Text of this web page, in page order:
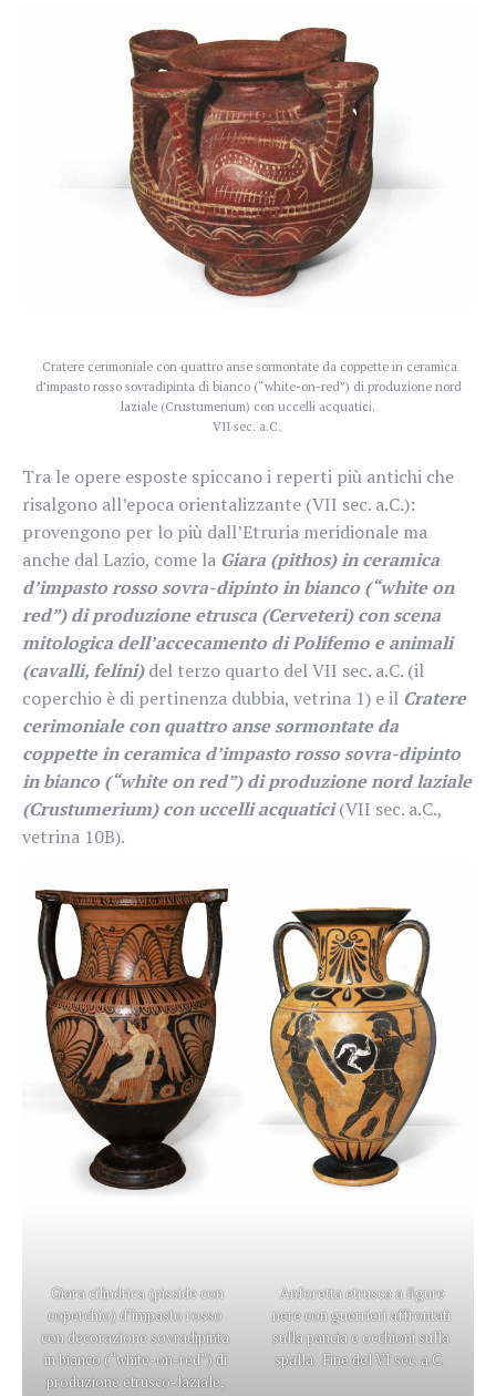
Cratere cerimoniale con quattro anse sormontate da coppette in ceramica
d’impasto rosso sovradipinta di bianco (“white-on-red”) di produzione nord
laziale (Crustumerium) con uccelli acquatici.
VII sec. a.C.
Tra le opere esposte spiccano i reperti più antichi che
risalgono all’epoca orientalizzante (VII sec. a.C.):
provengono per lo più dall’Etruria meridionale ma
anche dal Lazio, come la Giara (pithos) in ceramica
d’impasto rosso sovra-dipinto in bianco (“white on
red”) di produzione etrusca (Cerveteri) con scena
mitologica dell’accecamento di Polifemo e animali
(cavalli, felini)del terzo quarto del VII sec. a.C. (il
coperchio è di pertinenza dubbia, vetrina 1) e il Cratere
cerimoniale con quattro anse sormontate da
coppette in ceramica d’impasto rosso sovra-dipinto
in bianco (“white on red”) di produzione nord laziale
(Crustumerium) con uccelli acquatici(VII sec. a.C.,
vetrina 10B).
Giara cilindrica (pisside con
coperchio) d’impasto rosso
con decorazione sovradipinta
in bianco (“white-on-red”) di
produzione etrusco-laziale,
Anforetta etrusca a figure
nere con guerrieri affrontati
sulla pancia e occhioni sulla
spalla. Fine del VI sec. a.C.